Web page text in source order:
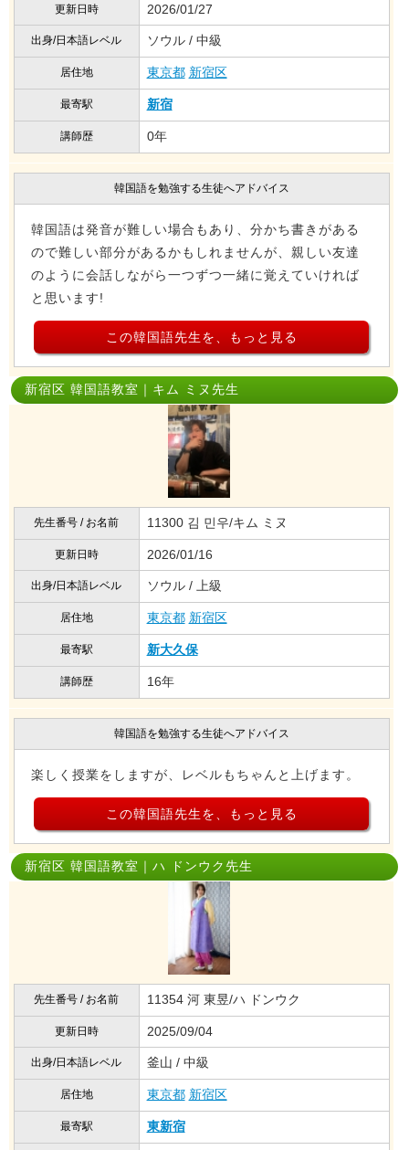
更新日時 2026/01/27
出身/日本語レベル ソウル / 中級
居住地 東京都 新宿区
最寄駅 新宿
講師歴 0年
韓国語を勉強する生徒へアドバイス
韓国語は発音が難しい場合もあり、分かち書きがある
ので難しい部分があるかもしれませんが、親しい友達
のように会話しながら一つずつ一緒に覚えていければ
と思います!
この韓国語先生を、もっと見る
新宿区 韓国語教室｜キム ミヌ先生
先生番号 / お名前 11300 김 민우/キム ミヌ
更新日時 2026/01/16
出身/日本語レベル ソウル / 上級
居住地 東京都 新宿区
最寄駅 新大久保
講師歴 16年
韓国語を勉強する生徒へアドバイス
楽しく授業をしますが、レベルもちゃんと上げます。
この韓国語先生を、もっと見る
新宿区 韓国語教室｜ハ ドンウク先生
先生番号 / お名前 11354 河 東昱/ハ ドンウク
更新日時 2025/09/04
出身/日本語レベル 釜山 / 中級
居住地 東京都 新宿区
最寄駅 東新宿